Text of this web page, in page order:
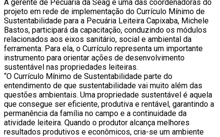
A gerente de Pecuária da Seag e uma das coordenadoras do
projeto em rede de implementação do Currículo Mínimo de
Sustentabilidade para a Pecuária Leiteira Capixaba, Michele
Bastos, participará da capacitação, conduzindo os módulos
relacionados aos eixos sanitário, social e ambiental da
ferramenta. Para ela, o Currículo representa um importante
instrumento para orientar ações de desenvolvimento
sustentável nas propriedades leiteiras.
“O Currículo Mínimo de Sustentabilidade parte do
entendimento de que sustentabilidade vai muito além das
questões ambientais. Uma propriedade sustentável é aquela
que consegue ser eficiente, produtiva e rentável, garantindo a
permanência da família no campo e a continuidade da
atividade leiteira. Quando o produtor alcança melhores
resultados produtivos e econômicos, cria-se um ambiente